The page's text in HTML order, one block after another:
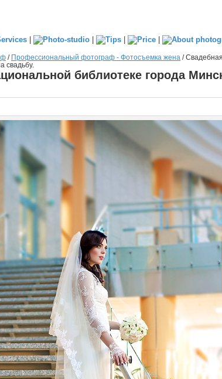
| | | |
/ Профессиональный фотограф - Фотосъемка жена /
свадьбу.
библиотеке города